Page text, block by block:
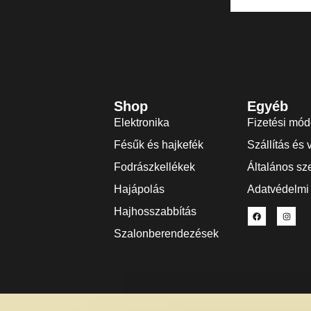
Shop
Elektronika
Fésűk és hajkefék
Fodrászkellékek
Hajápolás
Hajhosszabbítás
Szalonberendezések
Egyéb
Fizetési
Szállítás és
Általános